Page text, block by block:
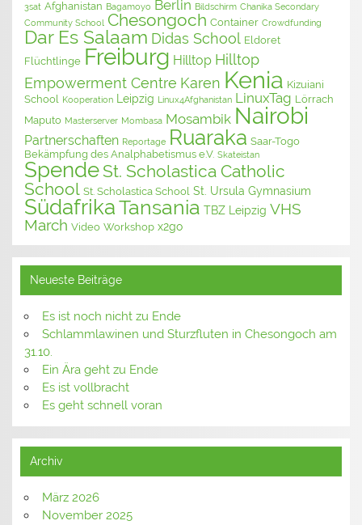
3sat Afghanistan Bagamoyo Berlin Bildschirm Chanika Secondary
Community School Chesongoch Container Crowdfunding
Dar Es Salaam Didas School Eldoret
Flüchtlinge Freiburg Hilltop Hilltop
Empowerment Centre Karen Kenia Kizuiani
School
Kooperation Leipzig Linux4Afghanistan LinuxTag Lörrach
Maputo Masterserver Mombasa Mosambik Nairobi
Partnerschaften Reportage Ruaraka Saar-Togo
Bekämpfung des Analphabetismus e.V. Skateistan
Spende St. Scholastica Catholic
School St. Scholastica School St. Ursula Gymnasium
SüdafrikaTansania TBZ Leipzig VHS
March Video Workshop x2go
Neueste Beiträge
Es ist noch nicht zu Ende
Schlammlawinen und Sturzfluten in Chesongoch am
31.10.
Ein Ära geht zu Ende
Es ist vollbracht
Es geht schnell voran
Archiv
März 2026
November 2025